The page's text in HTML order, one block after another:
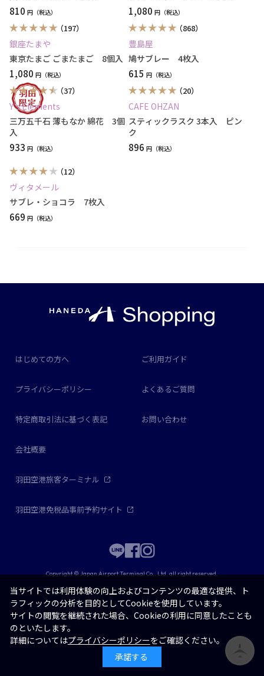
810 円 1,080 円
（197）
銀座たまや
東京たまご ごまたまご 8個入
1,080 円
（868）
豊島屋
鳩サブレー 4枚入
615 円
（37）
Y’s Elements
三万五千石 薄もなか 綿花 3個
入
933 円
（20）
CAFE OHZAN
スティックラスク 3本入 ピン
ク
896 円
（12）
ヴィタメール
サブレ・ショコラ 7枚入
669 円
はじめての方へ ご利用ガイド
プライバシーポリシー よくあるご質問
特定商取引法に基づく表記 お問い合わせ
会社概要
羽田空港旅客ターミナル
羽田空港免税品事前予約サイト
Copyright © Japan Airport Terminal Co., Ltd. all right reserved.
当サイトでは利用体験の向上およびコンテンツの最適な提供、ト
ラフィックの分析を目的としてCookieを使用しています。
サイトの閲覧を継続された場合、Cookieの利用に同意したことも
のといたします。
詳細についてはプライバシーポリシーをご確認ください。
承諾する